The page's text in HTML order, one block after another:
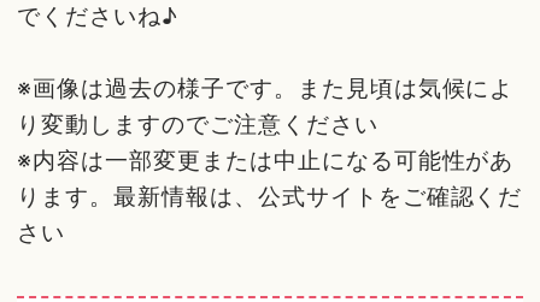
でくださいね♪
※画像は過去の様子です。また見頃は気候によ
り変動しますのでご注意ください
※内容は一部変更または中止になる可能性があ
ります。最新情報は、公式サイトをご確認くだ
さい